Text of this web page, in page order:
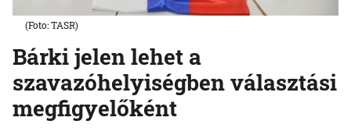
Bárki jelen lehet a
szavazóhelyiségben választási
megfigyelőként
(Foto: TASR)